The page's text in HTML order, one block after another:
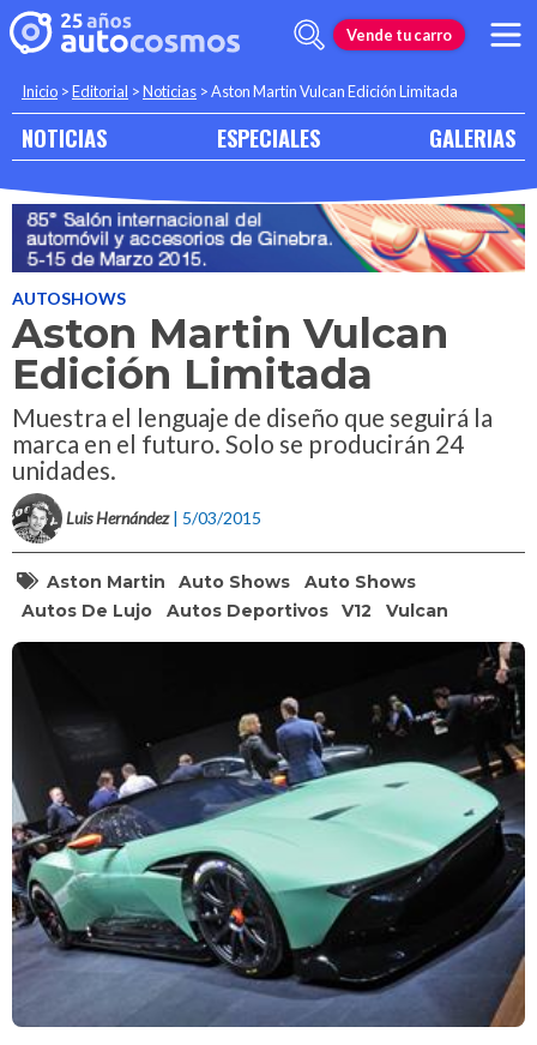
Vende tu carro
Inicio >Editorial >Noticias >Aston Martin Vulcan Edición Limitada
NOTICIAS ESPECIALES GALERIAS
AUTOSHOWS
Aston Martin Vulcan
Edición Limitada
Muestra el lenguaje de diseño que seguirá la
marca en el futuro. Solo se producirán 24
unidades.
Luis Hernández | 5/03/2015
Aston Martin Auto Shows
Auto Shows
Autos De Lujo
Autos Deportivos V12 Vulcan